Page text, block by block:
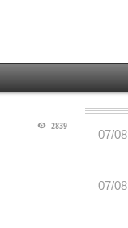
2839
07/08
07/08